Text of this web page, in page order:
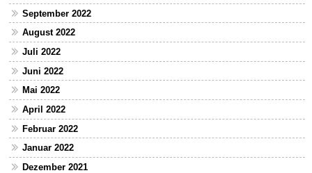
September 2022
August 2022
Juli 2022
Juni 2022
Mai 2022
April 2022
Februar 2022
Januar 2022
Dezember 2021